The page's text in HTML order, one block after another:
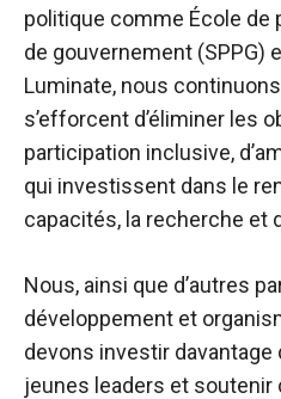
politique comme École de
de gouvernement (SPPG)
Luminate, nous
s’efforcent d’éliminer les
participation inclusive,
qui investissent dans le
capacités, la recherche et
Nous, ainsi que d’autres
développement et
devons investir
jeunes leaders et soutenir